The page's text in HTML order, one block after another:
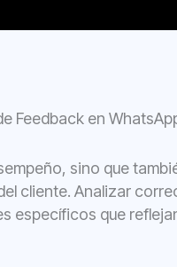
Feedback en
sino que
cliente. Analizar
específicos que